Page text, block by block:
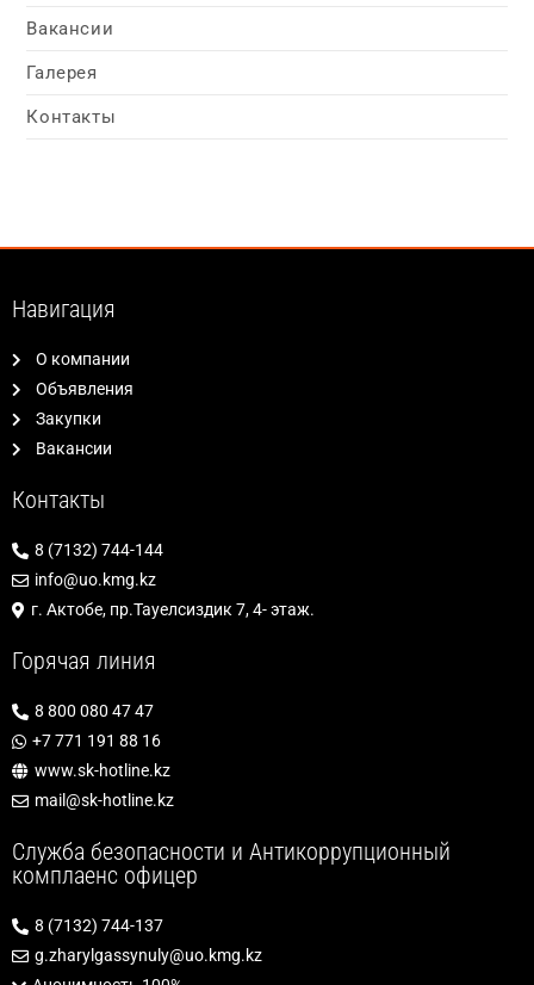
Вакансии
Галерея
Контакты
Навигация
О компании
Объявления
Закупки
Вакансии
Контакты
8 (7132) 744-144
info@uo.kmg.kz
г. Актобе, пр.Тауелсиздик 7, 4- этаж.
Горячая линия
8 800 080 47 47
+7 771 191 88 16
www.sk-hotline.kz
mail@sk-hotline.kz
Служба безопасности и Антикоррупционный
комплаенс офицер
8 (7132) 744-137
g.zharylgassynuly@uo.kmg.kz